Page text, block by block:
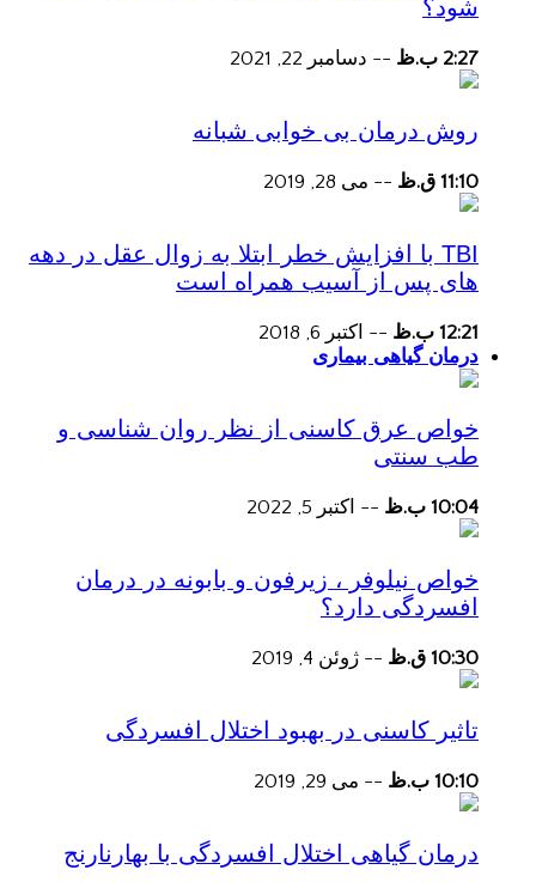
شود؟
2:27 ب.ظ -- دسامبر 22, 2021
روش درمان بی خوابی شبانه
11:10 ق.ظ -- می 28, 2019
TBI با افزایش خطر ابتلا به زوال عقل در دهه
های پس از آسیب همراه است
12:21 ب.ظ -- اکتبر 6, 2018
درمان گیاهی بیماری
خواص عرق کاسنی از نظر روان شناسی و
طب سنتی
10:04 ب.ظ -- اکتبر 5, 2022
خواص نیلوفر ، زیرفون و بابونه در درمان
افسردگی دارد؟
10:30 ق.ظ -- ژوئن 4, 2019
تاثیر کاسنی در بهبود اختلال افسردگی
10:10 ب.ظ -- می 29, 2019
درمان گیاهی اختلال افسردگی با بهارنارنج